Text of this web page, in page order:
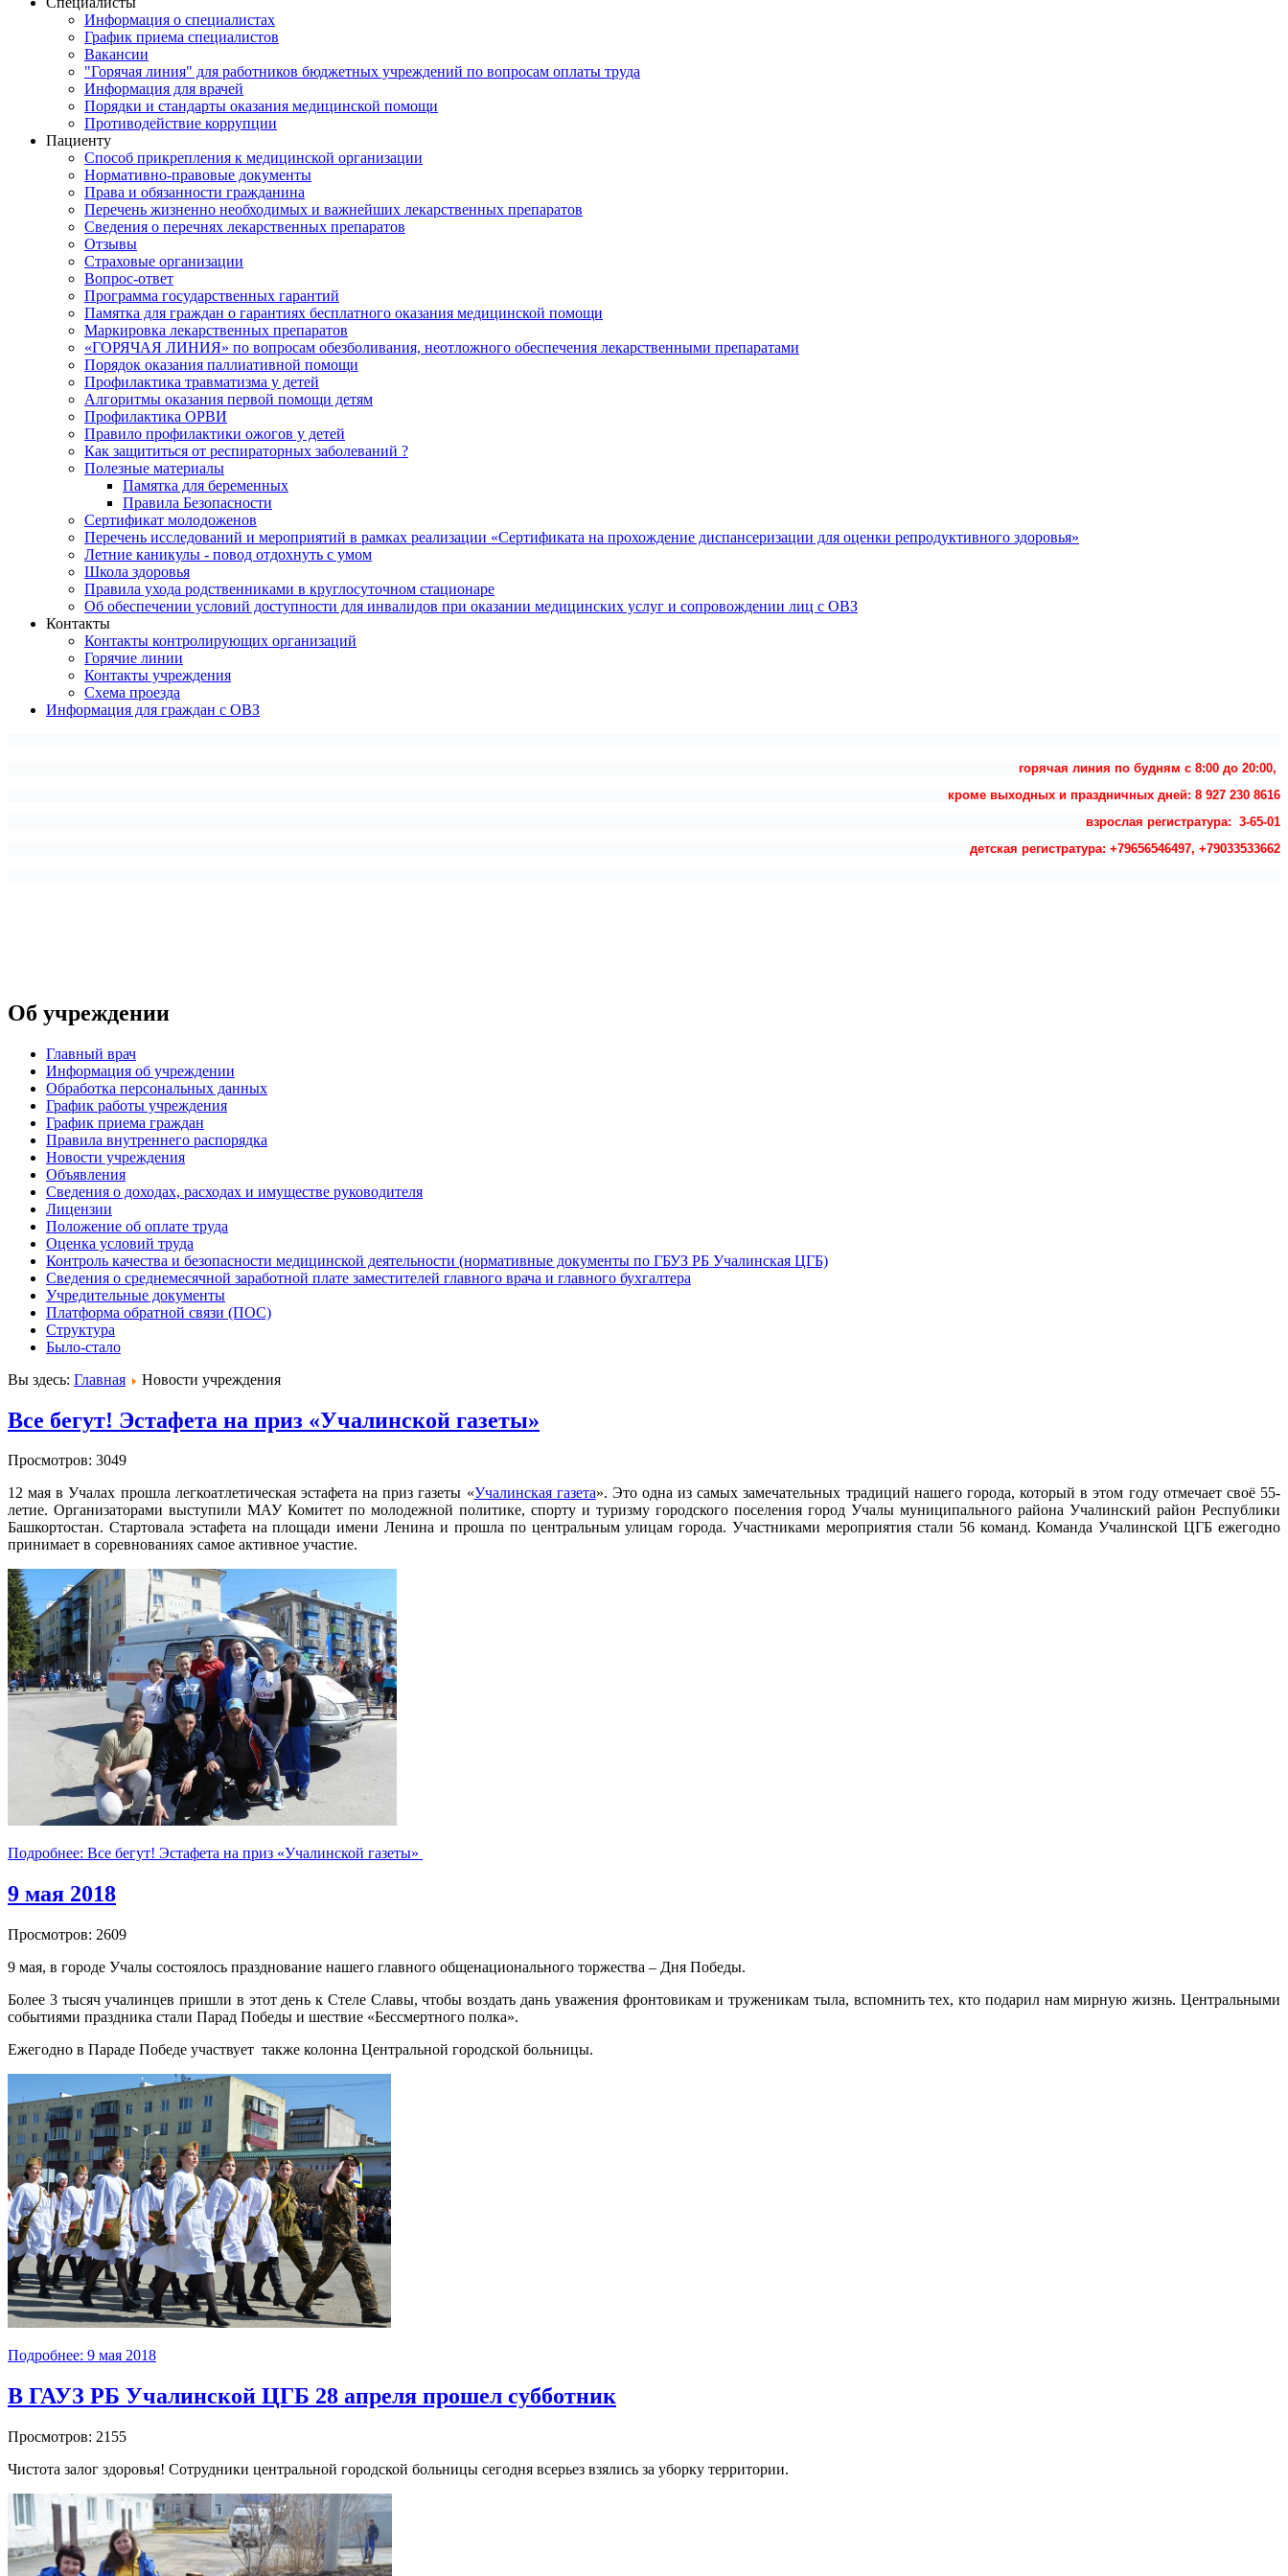
Информация о специалистах
График приема специалистов
Вакансии
"Горячая линия" для работников бюджетных учреждений по вопросам оплаты труда
Информация для врачей
Порядки и стандарты оказания медицинской помощи
Противодействие коррупции
Пациенту
Способ прикрепления к медицинской организации
Нормативно-правовые документы
Права и обязанности гражданина
Перечень жизненно необходимых и важнейших лекарственных препаратов
Сведения о перечнях лекарственных препаратов
Отзывы
Страховые организации
Вопрос-ответ
Программа государственных гарантий
Памятка для граждан о гарантиях бесплатного оказания медицинской помощи
Маркировка лекарственных препаратов
«ГОРЯЧАЯ ЛИНИЯ» по вопросам обезболивания, неотложного обеспечения лекарственными препаратами
Порядок оказания паллиативной помощи
Профилактика травматизма у детей
Алгоритмы оказания первой помощи детям
Профилактика ОРВИ
Правило профилактики ожогов у детей
Как защититься от респираторных заболеваний ?
Полезные материалы
Памятка для беременных
Правила Безопасности
Сертификат молодоженов
Перечень исследований и мероприятий в рамках реализации «Сертификата на прохождение диспансеризации для оценки репродуктивного здоровья»
Летние каникулы - повод отдохнуть с умом
Школа здоровья
Правила ухода родственниками в круглосуточном стационаре
Об обеспечении условий доступности для инвалидов при оказании медицинских услуг и сопровождении лиц с ОВЗ
Контакты
Контакты контролирующих организаций
Горячие линии
Контакты учреждения
Схема проезда
Информация для граждан с ОВЗ
горячая линия по будням с 8:00 до 20:00,
кроме выходных и праздничных дней: 8 927 230 8616
взрослая регистратура: 3-65-01
детская регистратура: +79656546497, +79033533662
Об учреждении
Главный врач
Информация об учреждении
Обработка персональных данных
График работы учреждения
График приема граждан
Правила внутреннего распорядка
Новости учреждения
Объявления
Сведения о доходах, расходах и имуществе руководителя
Лицензии
Положение об оплате труда
Оценка условий труда
Контроль качества и безопасности медицинской деятельности (нормативные документы по ГБУЗ РБ Учалинская ЦГБ)
Сведения о среднемесячной заработной плате заместителей главного врача и главного бухгалтера
Учредительные документы
Платформа обратной связи (ПОС)
Структура
Было-стало
Вы здесь: Главная Новости учреждения
Все бегут! Эстафета на приз «Учалинской газеты»
Просмотров: 3049
12 мая в Учалах прошла легкоатлетическая эстафета на приз газеты «Учалинская газета». Это одна из самых замечательных традиций нашего города, который в этом году отмечает своё 55-
летие. Организаторами выступили МАУ Комитет по молодежной политике, спорту и туризму городского поселения город Учалы муниципального района Учалинский район Республики
Башкортостан. Стартовала эстафета на площади имени Ленина и прошла по центральным улицам города. Участниками мероприятия стали 56 команд. Команда Учалинской ЦГБ ежегодно
принимает в соревнованиях самое активное участие.
Подробнее: Все бегут! Эстафета на приз «Учалинской газеты»
9 мая 2018
Просмотров: 2609
9 мая, в городе Учалы состоялось празднование нашего главного общенационального торжества – Дня Победы.
Более 3 тысяч учалинцев пришли в этот день к Стеле Славы, чтобы воздать дань уважения фронтовикам и труженикам тыла, вспомнить тех, кто подарил нам мирную жизнь. Центральными
событиями праздника стали Парад Победы и шествие «Бессмертного полка».
Ежегодно в Параде Победе участвует также колонна Центральной городской больницы.
Подробнее: 9 мая 2018
В ГАУЗ РБ Учалинской ЦГБ 28 апреля прошел субботник
Просмотров: 2155
Чистота залог здоровья! Сотрудники центральной городской больницы сегодня всерьез взялись за уборку территории.